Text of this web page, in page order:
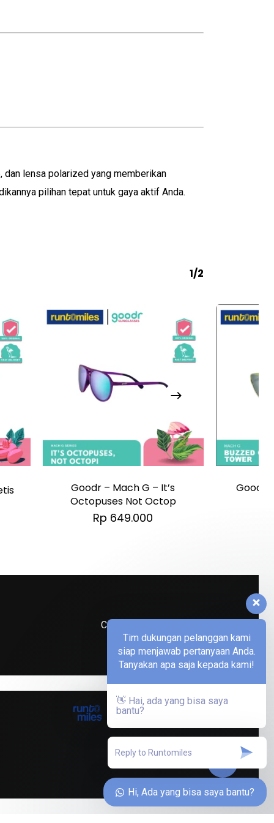
Rp0
Checkout
dan lensa polarized yang memberikan
pilihan tepat untuk gaya aktif Anda.
1/2
Goodr – Mach G – It’s
Octopuses Not Octop
Rp 649.000
Goodr
Contact us
Tim dukungan pelanggan kami
siap menjawab pertanyaan Anda.
Tanyakan apa saja kepada kami!
👋 Hai, ada yang bisa saya
bantu?
Hi, Ada yang bisa saya bantu?